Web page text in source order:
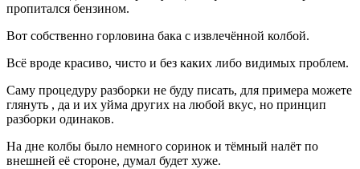
пропитался бензином.
Вот собственно горловина бака с извлечённой колбой.
Всё вроде красиво, чисто и без каких либо видимых проблем.
Саму процедуру разборки не буду писать, для примера можете
глянуть , да и их уйма других на любой вкус, но принцип
разборки одинаков.
На дне колбы было немного соринок и тёмный налёт по
внешней её стороне, думал будет хуже.